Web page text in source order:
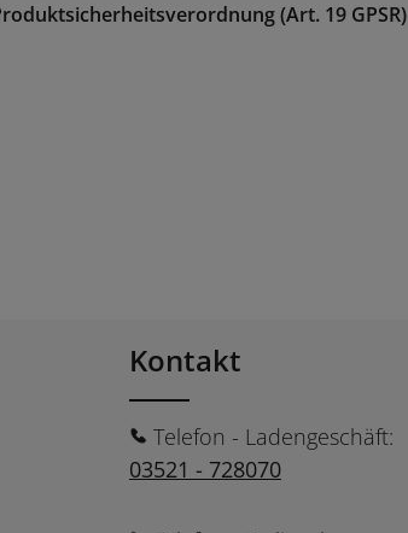
(Art. 19 GPSR)
Kontakt
Telefon - Ladengeschäft:
03521 - 728070